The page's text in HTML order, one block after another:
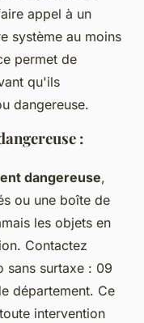
appel à un
système au moins
permet de
qu'ils
dangereuse.
:
dangereuse,
ou une boîte de
les objets en
Contactez
sans surtaxe : 09
département. Ce
intervention